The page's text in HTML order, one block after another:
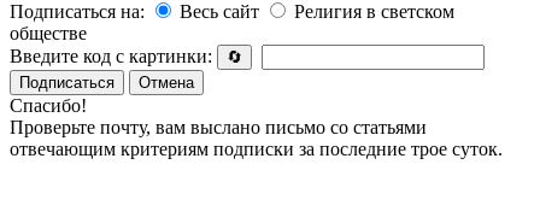
Подписаться на:
Весь сайт
Религия в светском
обществе
Введите код с картинки:
🔄
Подписаться
Отмена
Спасибо!
Проверьте почту, вам выслано письмо со статьями
отвечающим критериям подписки за последние трое суток.